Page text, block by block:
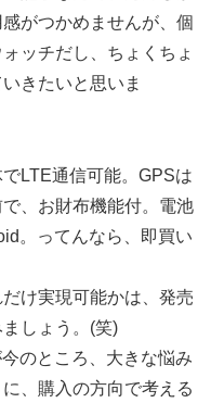
がつかめませんが、個
ッチだし、ちょくちょ
きたいと思いま
LTE通信可能。GPSは
、お財布機能付。電池
。ってんなら、即買い
け実現可能かは、発売
しょう。(笑)
のところ、大きな悩み
、購入の方向で考える